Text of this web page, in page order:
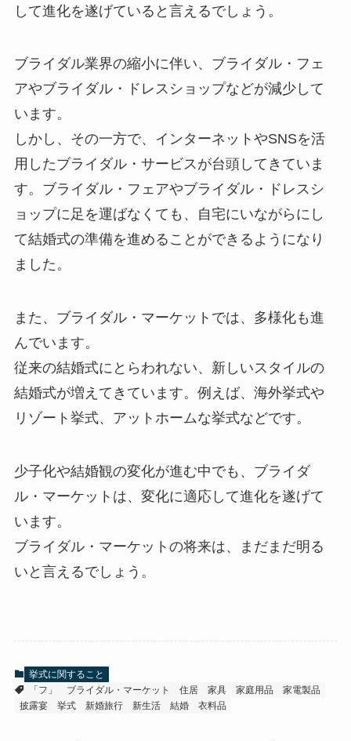
して進化を遂げている と言えるでしょう。
ブライダル業界の縮小に伴い、ブライダル・フェ
アやブライダル・ドレスショップなどが減少して
います。
しかし、その一方で、
インターネットやSNSを活
用したブライダル・サービスが台頭してきていま
す。 ブライダル・フェアやブライダル・ドレスシ
ョップに足を運ばなくても、自宅にいながらにし
て結婚式の準備を進めることができるようになり
ました。
また、 ブライダル・マーケットでは、多様化も進
んでいます。
従来の結婚式にとらわれない、新しいスタイルの
結婚式が増えてきています。例えば、海外挙式や
リゾート挙式、アットホームな挙式などです。
少子化や結婚観の変化が進む中でも、ブライダ
ル・マーケットは、変化に適応して進化を遂げて
います。
ブライダル・マーケットの将来は、まだまだ明る
いと言えるでしょう。
挙式に関すること
「フ」
ブライダル・マーケット 住居 家具 家庭用品
家電製品
披露宴
挙式 新婚旅行 新生活 結婚 衣料品